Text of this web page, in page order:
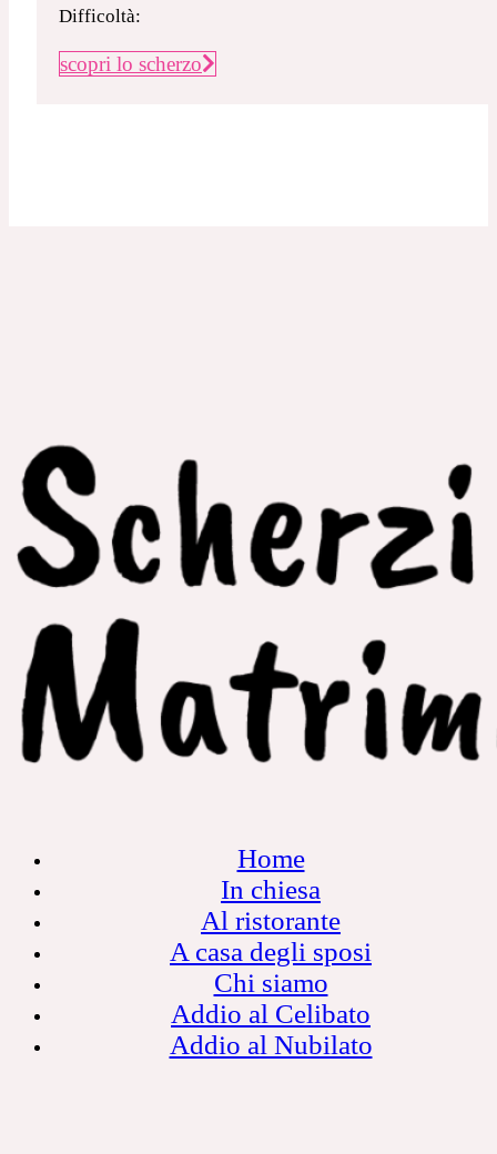
Difficoltà:
scopri lo scherzo
Home
In chiesa
Al ristorante
A casa degli sposi
Chi siamo
Addio al Celibato
Addio al Nubilato